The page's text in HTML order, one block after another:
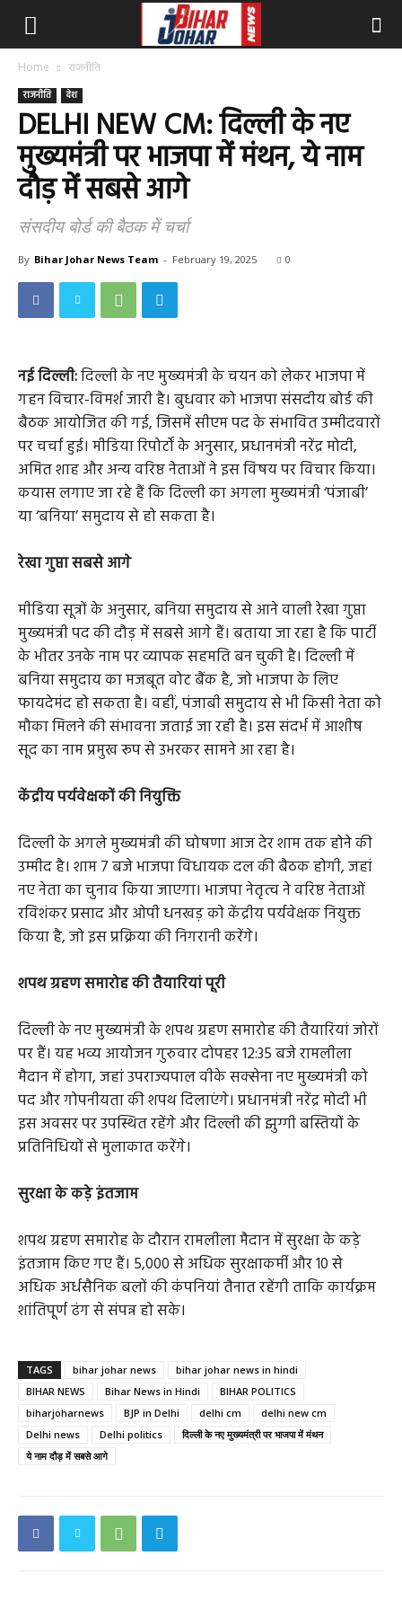
Home राजनीति
राजनीति देश
DELHI NEW CM: दिल्ली के नए
मुख्यमंत्री पर भाजपा में मंथन, ये नाम
दौड़ में सबसे आगे
संसदीय बोर्ड की बैठक में चर्चा
By Bihar Johar News Team - February 19, 2025 0
नई दिल्ली:दिल्ली के नए मुख्यमंत्री के चयन को लेकर भाजपा में
गहन विचार-विमर्श जारी है। बुधवार को भाजपा संसदीय बोर्ड की
बैठक आयोजित की गई, जिसमें सीएम पद के संभावित उम्मीदवारों
पर चर्चा हुई। मीडिया रिपोर्टों के अनुसार, प्रधानमंत्री नरेंद्र मोदी,
अमित शाह और अन्य वरिष्ठ नेताओं ने इस विषय पर विचार किया।
कयास लगाए जा रहे हैं कि दिल्ली का अगला मुख्यमंत्री ‘पंजाबी’
या ‘बनिया’ समुदाय से हो सकता है।
रेखा गुप्ता सबसे आगे
मीडिया सूत्रों के अनुसार, बनिया समुदाय से आने वाली रेखा गुप्ता
मुख्यमंत्री पद की दौड़ में सबसे आगे हैं। बताया जा रहा है कि पार्टी
के भीतर उनके नाम पर व्यापक सहमति बन चुकी है। दिल्ली में
बनिया समुदाय का मजबूत वोट बैंक है, जो भाजपा के लिए
फायदेमंद हो सकता है। वहीं, पंजाबी समुदाय से भी किसी नेता को
मौका मिलने की संभावना जताई जा रही है। इस संदर्भ में आशीष
सूद का नाम प्रमुख रूप से उभरकर सामने आ रहा है।
केंद्रीय पर्यवेक्षकों की नियुक्ति
दिल्ली के अगले मुख्यमंत्री की घोषणा आज देर शाम तक होने की
उम्मीद है। शाम 7 बजे भाजपा विधायक दल की बैठक होगी, जहां
नए नेता का चुनाव किया जाएगा। भाजपा नेतृत्व ने वरिष्ठ नेताओं
रविशंकर प्रसाद और ओपी धनखड़ को केंद्रीय पर्यवेक्षक नियुक्त
किया है, जो इस प्रक्रिया की निगरानी करेंगे।
शपथ ग्रहण समारोह की तैयारियां पूरी
दिल्ली के नए मुख्यमंत्री के शपथ ग्रहण समारोह की तैयारियां जोरों
पर हैं। यह भव्य आयोजन गुरुवार दोपहर 12:35 बजे रामलीला
मैदान में होगा, जहां उपराज्यपाल वीके सक्सेना नए मुख्यमंत्री को
पद और गोपनीयता की शपथ दिलाएंगे। प्रधानमंत्री नरेंद्र मोदी भी
इस अवसर पर उपस्थित रहेंगे और दिल्ली की झुग्गी बस्तियों के
प्रतिनिधियों से मुलाकात करेंगे।
सुरक्षा के कड़े इंतजाम
शपथ ग्रहण समारोह के दौरान रामलीला मैदान में सुरक्षा के कड़े
इंतजाम किए गए हैं। 5,000 से अधिक सुरक्षाकर्मी और 10 से
अधिक अर्धसैनिक बलों की कंपनियां तैनात रहेंगी ताकि कार्यक्रम
शांतिपूर्ण ढंग से संपन्न हो सके।
TAGS bihar johar news
bihar johar news in hindi
BIHAR NEWS
Bihar News in Hindi
BIHAR POLITICS
biharjoharnews
BJP in Delhi delhi cm
delhi new cm
Delhi news
Delhi politics
दिल्ली के नए मुख्यमंत्री पर भाजपा में मंथन
ये नाम दौड़ में सबसे आगे